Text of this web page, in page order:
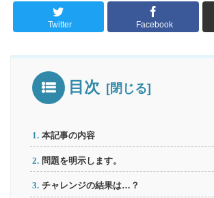
Twitter Facebook
目次
本記事の内容
問題を明示します。
チャレンジの結果は…？